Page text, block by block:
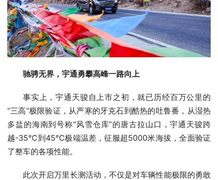
驰骋无界， 宇通勇攀高峰一路向上
事实上，宇通天骏自上市之初，就已历经百万公里的
“三高”极限验证，从严寒的牙克石到酷热的吐鲁番，从湿热
多盐的海南到号称“风雪仓库”的唐古拉山口，宇通天骏跨
越-35℃到45℃极端温差，征服超5000米海拔，全面验证
了整车的各项性能。
此次开启万里长测活动，不仅是对车辆性能极限的勇敢